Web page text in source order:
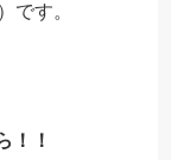
）です。
！！